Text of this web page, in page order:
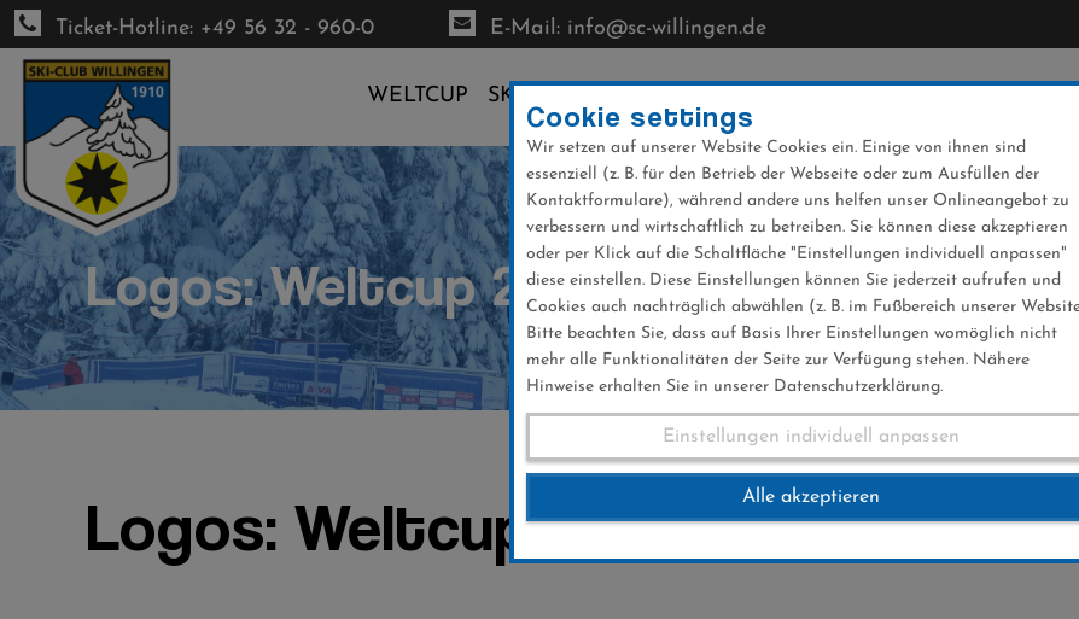
Direkt
zum
Inhalt
Ticket-Hotline: +49 56 32 - 960-0 E-Mail: info@sc-willingen.de
WELTCUP SKI-CLUB
Logos: Weltcup 2024
Logos: Weltcup 2024
Cookie settings
Wir setzen auf unserer Website Cookies ein. Einige von ihnen sind
essenziell (z. B. für den Betrieb der Webseite oder zum Ausfüllen der
Kontaktformulare), während andere uns helfen unser Onlineangebot zu
verbessern und wirtschaftlich zu betreiben. Sie können diese akzeptieren
oder per Klick auf die Schaltfläche "Einstellungen individuell anpassen"
diese einstellen. Diese Einstellungen können Sie jederzeit aufrufen und
Cookies auch nachträglich abwählen (z. B. im Fußbereich unserer
Bitte beachten Sie, dass auf Basis Ihrer Einstellungen womöglich nicht
mehr alle Funktionalitäten der Seite zur Verfügung stehen. Nähere
Hinweise erhalten Sie in unserer Datenschutzerklärung.
Einstellungen individuell anpassen
Alle akzeptieren